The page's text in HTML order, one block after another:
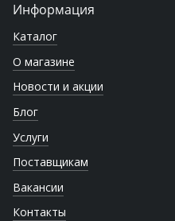
Информация
Каталог
О магазине
Новости и акции
Блог
Услуги
Поставщикам
Вакансии
Контакты